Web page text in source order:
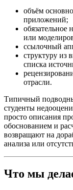
объём
приложений;
обязательное
или
ссылочный
структуру из
списка
отрасли.
Типичный
студенты
просто описания
обоснованием и
возвращают на
анализа или
Что мы